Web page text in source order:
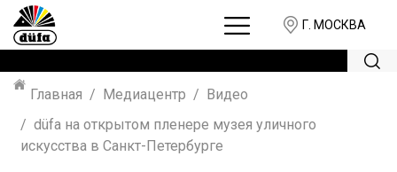
Г. МОСКВА
Главная Медиацентр
Видео
düfa на открытом пленере музея уличного
искусства в Санкт-Петербурге